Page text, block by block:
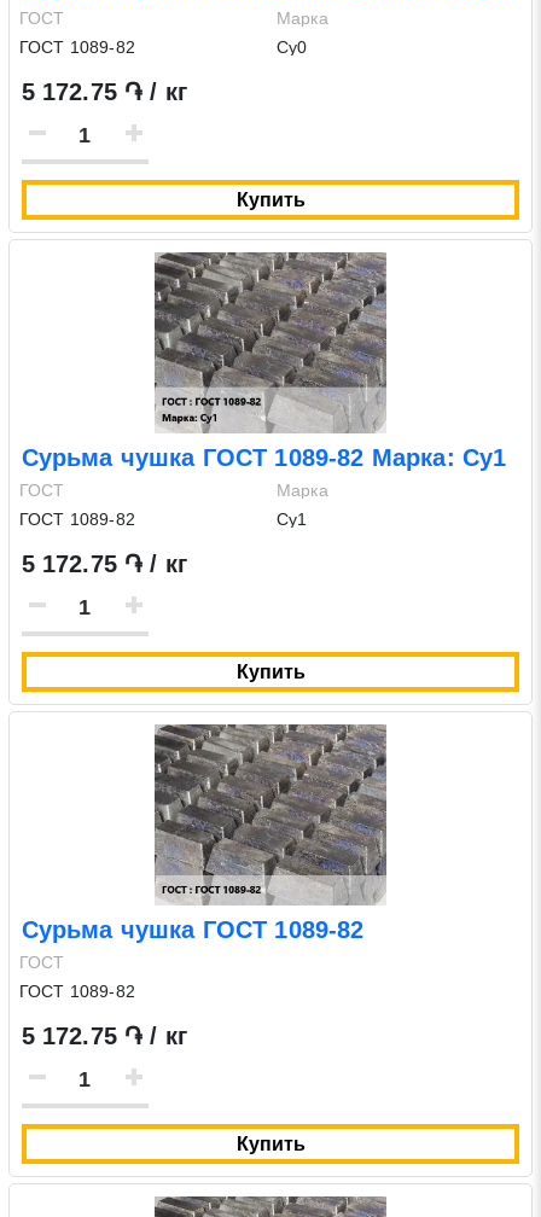
ГОСТ
ГОСТ 1089-82
Марка
Су0
5 172.75 ֏ / кг
Купить
Сурьма чушка ГОСТ 1089-82 Марка: Су1
ГОСТ
ГОСТ 1089-82
Марка
Су1
5 172.75 ֏ / кг
Купить
Сурьма чушка ГОСТ 1089-82
ГОСТ
ГОСТ 1089-82
5 172.75 ֏ / кг
Купить